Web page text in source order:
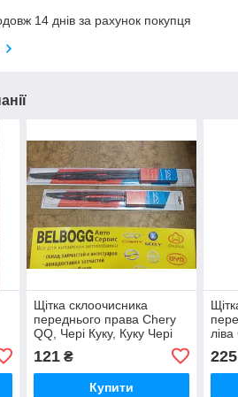
14 днів за рахунок покупця
Щітка склоочисника
переднього права Chery
QQ, Чері Куку, Куку Чері
121₴
Купити
225